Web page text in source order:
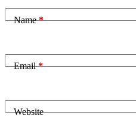
Name*
Email*
Website